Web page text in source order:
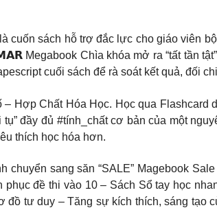
sách hỗ trợ đắc lực cho giáo viên bộ
Chìa khóa mở ra “tất tần tật”
cuối sách để rà soát kết quả, đối
Hợp Chất Hóa Học. Học qua
đầy đủ #tính_chất cơ bản của một
thích học hóa hơn.
chuyển sang săn “SALE” Magebook
đề thi vào 10 – Sách Sổ tay học
tư duy – Tăng sự kích thích, sáng tạo